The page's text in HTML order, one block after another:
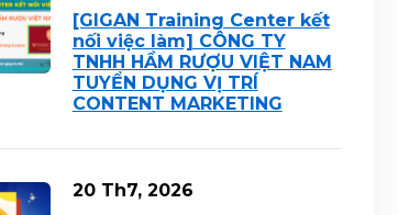
[GIGAN Training Center kết
nối việc làm] CÔNG TY
TNHH HẦM RƯỢU VIỆT NAM
TUYỂN DỤNG VỊ TRÍ
CONTENT MARKETING
20 Th7, 2026